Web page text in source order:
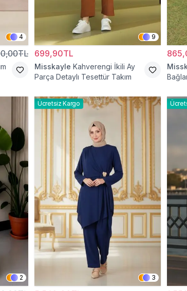
4 9
699,90TL
Misskayle Kahverengi İkili Ay
Parça Detaylı Tesettür Takım
2
Ücretsiz Kargo
3